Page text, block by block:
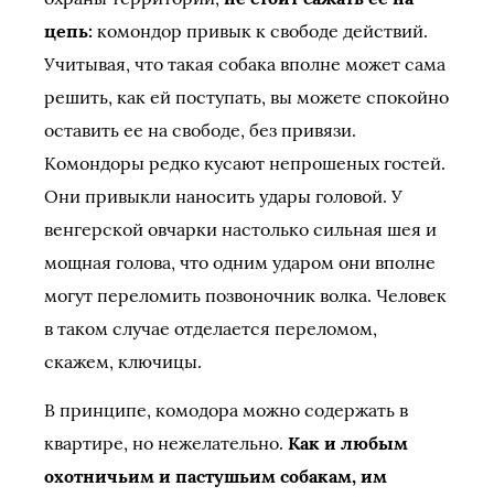
цепь: комондор привык к свободе действий.
Учитывая, что такая собака вполне может сама
решить, как ей поступать, вы можете спокойно
оставить ее на свободе, без привязи.
Комондоры редко кусают непрошеных гостей.
Они привыкли наносить удары головой. У
венгерской овчарки настолько сильная шея и
мощная голова, что одним ударом они вполне
могут переломить позвоночник волка. Человек
в таком случае отделается переломом,
скажем, ключицы.
В принципе, комодора можно содержать в
квартире, но нежелательно. Как и любым
охотничьим и пастушьим собакам, им